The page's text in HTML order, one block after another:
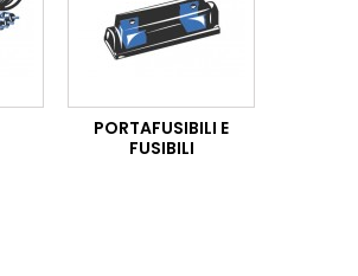
PORTAFUSIBILI E
FUSIBILI